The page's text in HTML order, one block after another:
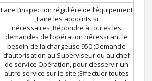
Faire l’inspection régulière de l’équipement
;Faire les appoints si
nécessaires ;Répondre à toutes les
demandes de l’opération nécessitant le
besoin de la chargeuse 950 ;Demande
d’autorisation au Superviseur ou au chef
de service Opération, pour desservir un
autre service sur le site ;Effectuer toutes